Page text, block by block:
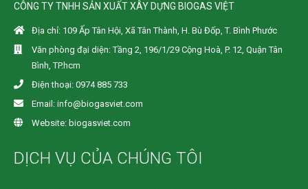
CÔNG TY TNHH SẢN XUẤT XÂY DỰNG BIOGAS VIỆT
Địa chỉ: 109 Ấp Tân Hội, Xã Tân Thành, H. Bù Đốp, T. Bình Phước
Văn phòng đại diện: Tầng 2, 196/1/29 Cộng Hoà, P. 12, Quận Tân
Bình, TP.hcm
Điện thoại: 0974 885 733
Email: info@biogasviet.com
Website: biogasviet.com
DỊCH VỤ CỦA CHÚNG TÔI